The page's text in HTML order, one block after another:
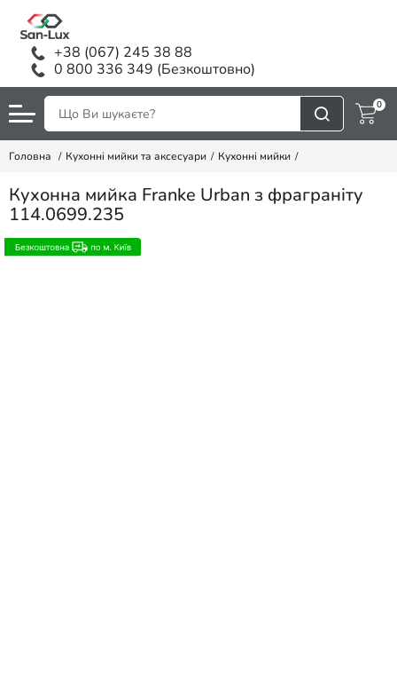
+38 (067) 245 38 88
0 800 336 349 (Безкоштовно)
0
Головна Кухонні мийки та аксесуари Кухонні мийки
Кухонна мийка Franke Urban з фраграніту
114.0699.235